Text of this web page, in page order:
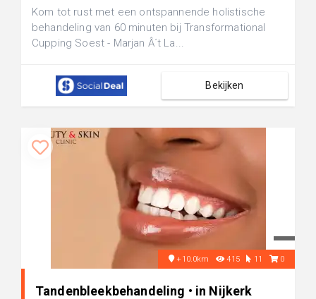
Kom tot rust met een ontspannende holistische
behandeling van 60 minuten bij Transformational
Cupping Soest - Marjan Â´t La...
Bekijken
+10.0km 415 11 0
Tandenbleekbehandeling • in Nijkerk